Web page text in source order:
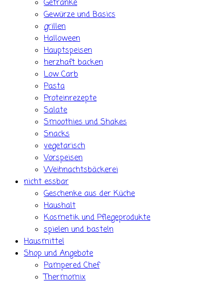
Getränke
Gewürze und Basics
grillen
Halloween
Hauptspeisen
herzhaft backen
Low Carb
Pasta
Proteinrezepte
Salate
Smoothies und Shakes
Snacks
vegetarisch
Vorspeisen
Weihnachtsbäckerei
nicht essbar
Geschenke aus der Küche
Haushalt
Kosmetik und Pflegeprodukte
spielen und basteln
Hausmittel
Shop und Angebote
Pampered Chef
Thermomix